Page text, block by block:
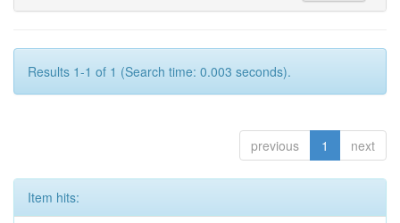
Results 1-1 of 1 (Search time: 0.003 seconds).
previous 1 next
Item hits: